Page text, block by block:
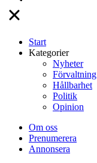
Start
Kategorier
Nyheter
Förvaltning
Hållbarhet
Politik
Opinion
Om oss
Prenumerera
Annonsera